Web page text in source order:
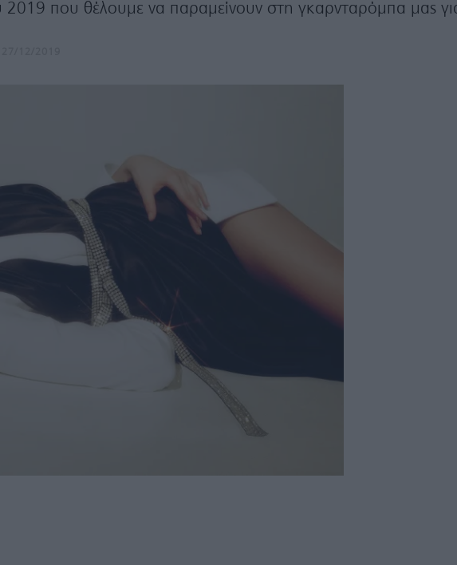
που θέλουμε να παραμείνουν στη γκαρνταρόμπα μας